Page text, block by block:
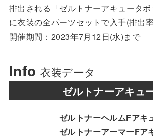
排出される「ゼルトナーアキュータ
に衣装の全パーツセットで入手(排出
開催期間：2023年7月12日(水)まで
Info 衣装データ
ゼルトナーアキュ
ゼルトナーヘルムFアキ
ゼルトナーアーマーFア